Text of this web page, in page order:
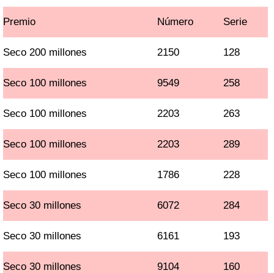
Premio Número Serie
Seco 200 millones 2150 128
Seco 100 millones 9549 258
Seco 100 millones 2203 263
Seco 100 millones 2203 289
Seco 100 millones 1786 228
Seco 30 millones 6072 284
Seco 30 millones 6161 193
Seco 30 millones 9104 160